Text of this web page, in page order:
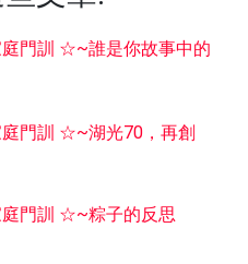
門訓 ☆~誰是你故事中的
門訓 ☆~湖光70，再創
門訓 ☆~粽子的反思